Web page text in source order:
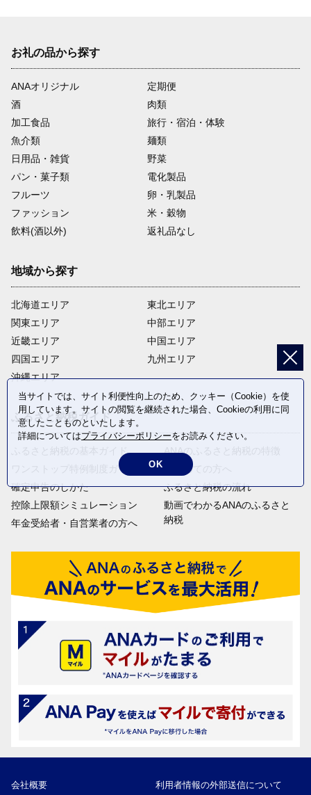
お礼の品から探す
ANAオリジナル
定期便
酒
肉類
加工食品
旅行・宿泊・体験
魚介類
麺類
日用品・雑貨
野菜
パン・菓子類
電化製品
フルーツ
卵・乳製品
ファッション
米・穀物
飲料(酒以外)
返礼品なし
地域から探す
北海道エリア
関東エリア
近畿エリア
四国エリア
沖縄エリア
東北エリア
中部エリア
中国エリア
九州エリア
ふるさと納税ガイド
ふるさと納税の基本ガイド
ワンストップ特例制度ガイド
確定申告のしかた
控除上限額シミュレーション
年金受給者・自営業者の方へ
ANAのふるさと納税の特徴
はじめての方へ
ふるさと納税の流れ
動画でわかるANAのふるさと
納税
会社概要 利用者情報の外部送信について
当サイトでは、サイト利便性向上のため、クッキー（Cookie）を使
用しています。サイトの閲覧を継続された場合、Cookieの利用に同
意したことものといたします。
詳細についてはプライバシーポリシーをお読みください。
OK